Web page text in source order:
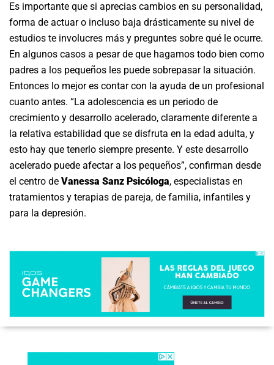
Es importante que si aprecias cambios en su personalidad,
forma de actuar o incluso baja drásticamente su nivel de
estudios te involucres más y preguntes sobre qué le ocurre.
En algunos casos a pesar de que hagamos todo bien como
padres a los pequeños les puede sobrepasar la situación.
Entonces lo mejor es contar con la ayuda de un profesional
cuanto antes. “La adolescencia es un periodo de
crecimiento y desarrollo acelerado, claramente diferente a
la relativa estabilidad que se disfruta en la edad adulta, y
esto hay que tenerlo siempre presente. Y este desarrollo
acelerado puede afectar a los pequeños”, confirman desde
el centro de Vanessa Sanz Psicóloga, especialistas en
tratamientos y terapias de pareja, de familia, infantiles y
para la depresión.